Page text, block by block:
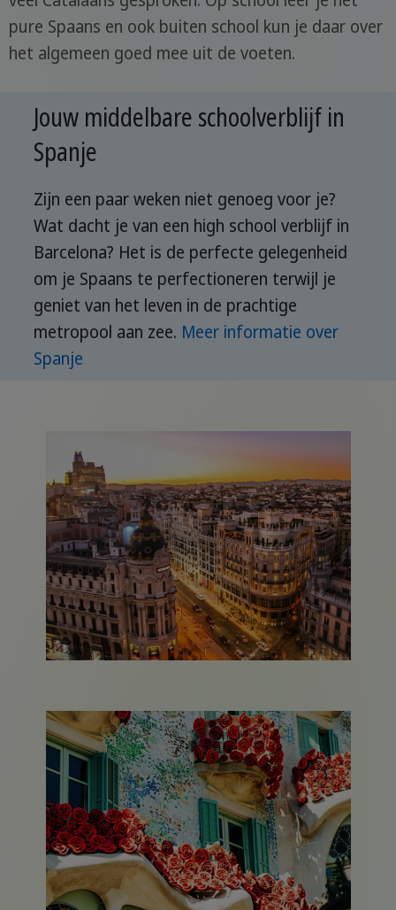
pure Spaans en ook buiten school kun je daar over
het algemeen goed mee uit de voeten.
Jouw middelbare schoolverblijf in
Spanje
Zijn een paar weken niet genoeg voor je?
Wat dacht je van een high school verblijf in
Barcelona? Het is de perfecte gelegenheid
om je Spaans te perfectioneren terwijl je
geniet van het leven in de prachtige
metropool aan zee. Meer informatie over
Spanje